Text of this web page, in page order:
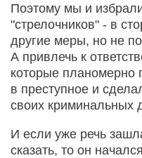
Поэтому мы и
"стрелочников" - в
другие меры, но не
А привлечь к
которые планомерно
в преступное и
своих криминальных
И если уже речь
сказать, то он